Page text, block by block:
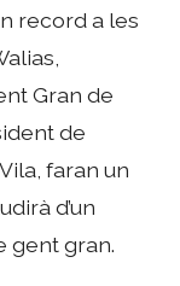
record a les
Gran de
de
faran un
d’un
gent gran.